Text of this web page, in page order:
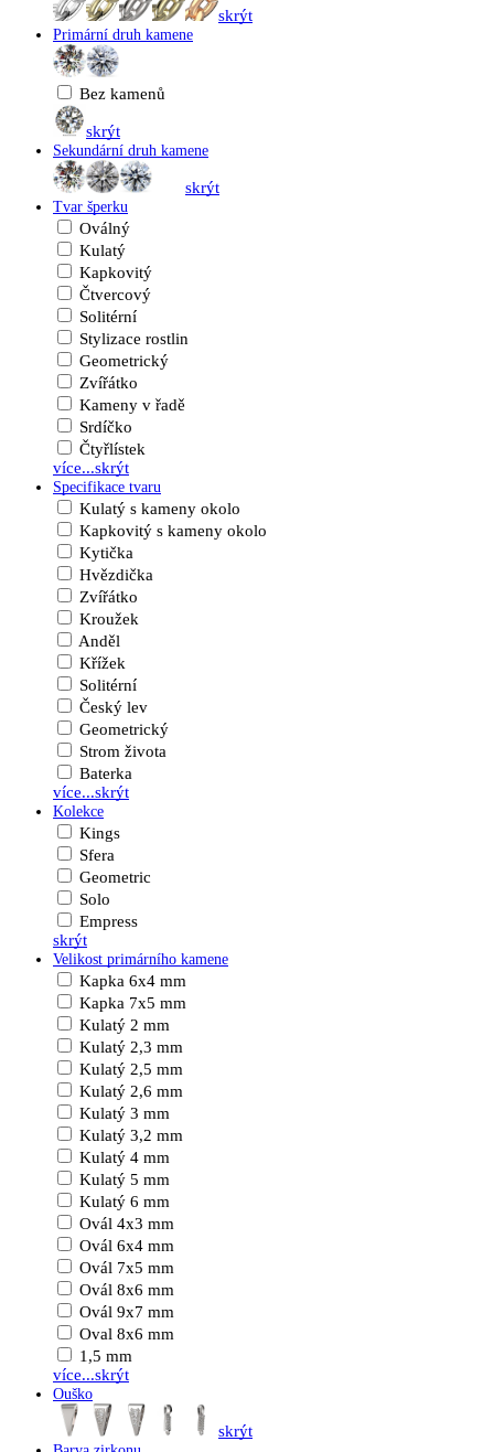
skrýt
Primární druh kamene
Bez kamenů
skrýt
Sekundární druh kamene
skrýt
Tvar šperku
Oválný
Kulatý
Kapkovitý
Čtvercový
Solitérní
Stylizace rostlin
Geometrický
Zvířátko
Kameny v řadě
Srdíčko
Čtyřlístek
více...skrýt
Specifikace tvaru
Kulatý s kameny okolo
Kapkovitý s kameny okolo
Kytička
Hvězdička
Zvířátko
Kroužek
Anděl
Křížek
Solitérní
Český lev
Geometrický
Strom života
Baterka
více...skrýt
Kolekce
Kings
Sfera
Geometric
Solo
Empress
skrýt
Velikost primárního kamene
Kapka 6x4 mm
Kapka 7x5 mm
Kulatý 2 mm
Kulatý 2,3 mm
Kulatý 2,5 mm
Kulatý 2,6 mm
Kulatý 3 mm
Kulatý 3,2 mm
Kulatý 4 mm
Kulatý 5 mm
Kulatý 6 mm
Ovál 4x3 mm
Ovál 6x4 mm
Ovál 7x5 mm
Ovál 8x6 mm
Ovál 9x7 mm
Oval 8x6 mm
1,5 mm
více...skrýt
Ouško
skrýt